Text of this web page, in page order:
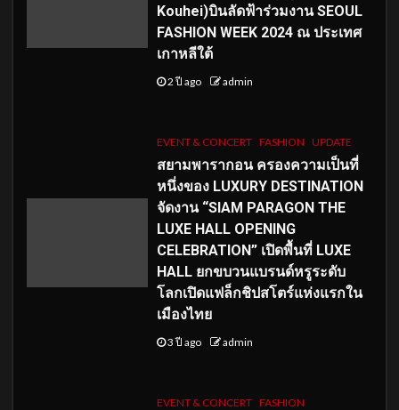
Kouhei)บินลัดฟ้าร่วมงาน SEOUL
FASHION WEEK 2024 ณ ประเทศ
เกาหลีใต้
2 ปี ago admin
EVENT & CONCERT FASHION UPDATE
สยามพารากอน ครองความเป็นที่
หนึ่งของ LUXURY DESTINATION
จัดงาน “SIAM PARAGON THE
LUXE HALL OPENING
CELEBRATION” เปิดพื้นที่ LUXE
HALL ยกขบวนแบรนด์หรูระดับ
โลกเปิดแฟล็กชิปสโตร์แห่งแรกใน
เมืองไทย
3 ปี ago admin
EVENT & CONCERT FASHION